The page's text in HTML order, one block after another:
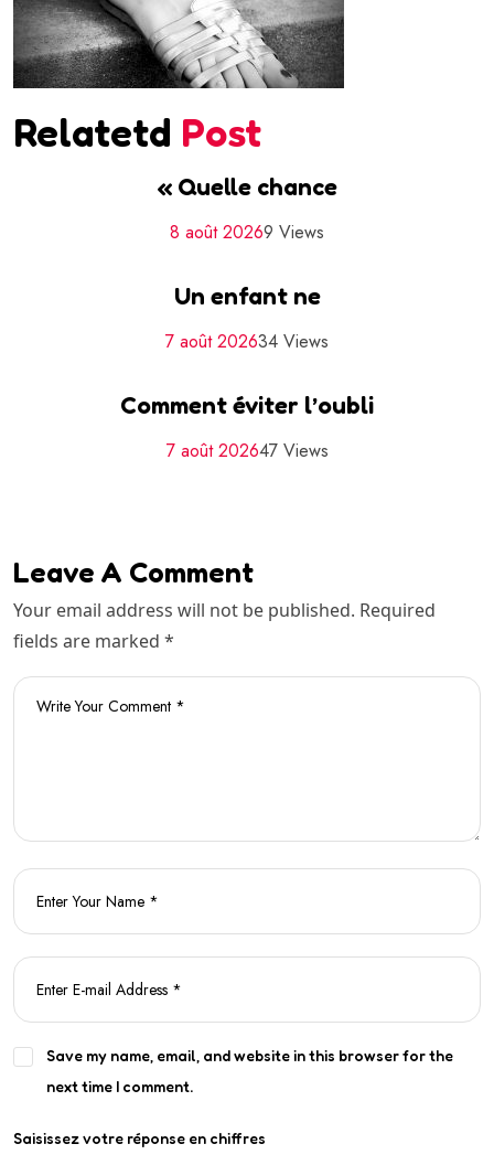
Relatetd Post
« Quelle chance
8 août 20269 Views
Un enfant ne
7 août 202634 Views
Comment éviter l’oubli
7 août 202647 Views
Leave A Comment
Your email address will not be published. Required
fields are marked *
Save my name, email, and website in this browser for the
next time I comment.
Saisissez votre réponse en chiffres